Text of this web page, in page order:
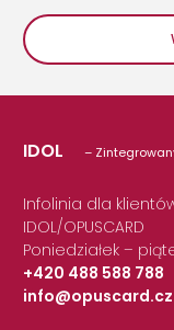
IDOL –
Infolinia dla
IDOL/OPUSCARD
Poniedziałek –
+420 488 588 788
|
info@opuscard.cz